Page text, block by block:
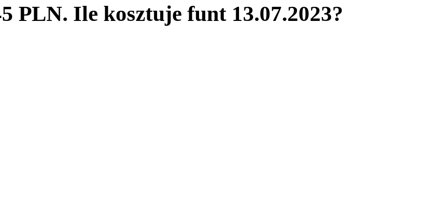
PLN. Ile kosztuje funt 13.07.2023?